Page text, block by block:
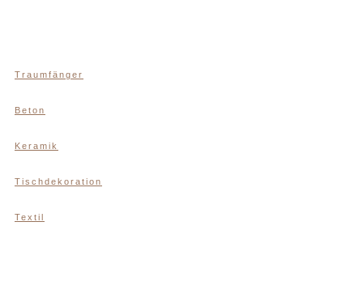
Traumfänger
Beton
Keramik
Tischdekoration
Textil